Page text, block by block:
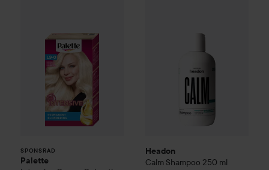
SPONSRAD
Palette
Headon
Calm Shampoo 250 ml